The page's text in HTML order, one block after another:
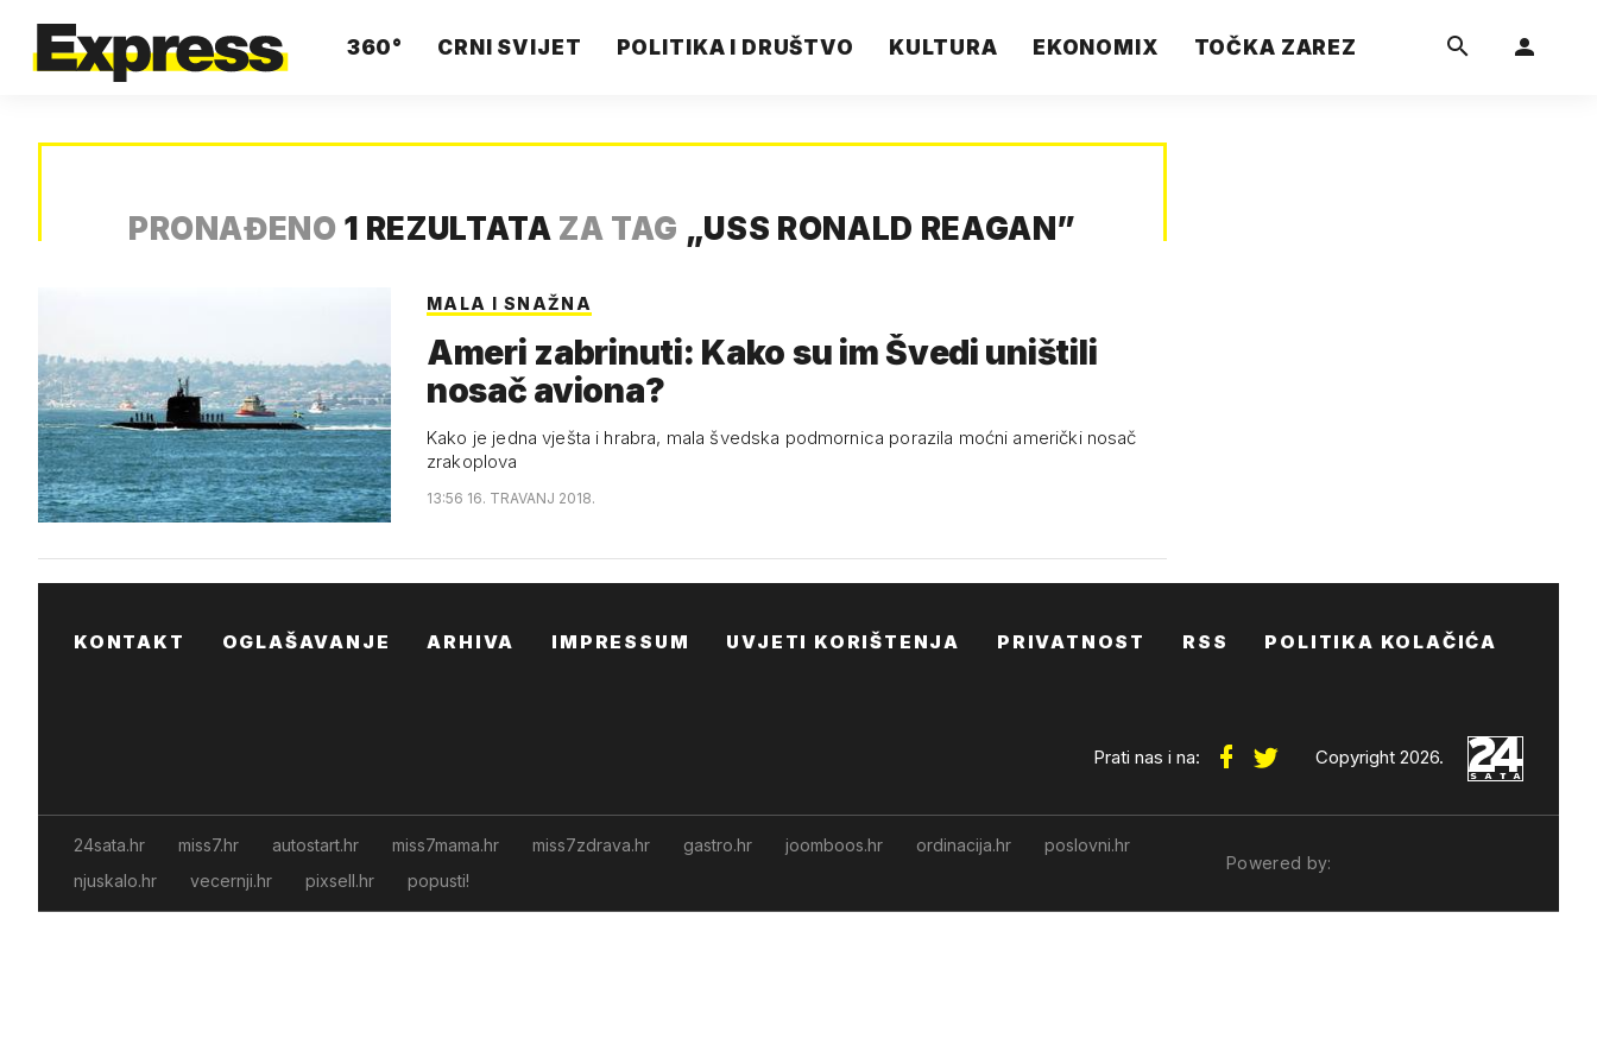
360° CRNI SVIJET POLITIKA I DRUŠTVO KULTURA EKONOMIX TOČKA ZAREZ
PRONAĐENO 1 REZULTATA ZA TAG „USS RONALD REAGAN”
MALA I SNAŽNA
Ameri zabrinuti: Kako su im Švedi uništili
nosač aviona?
Kako je jedna vješta i hrabra, mala švedska podmornica porazila moćni američki nosač
zrakoplova
13:56 16. TRAVANJ 2018.
KONTAKT OGLAŠAVANJE ARHIVA IMPRESSUM UVJETI KORIŠTENJA PRIVATNOST RSS POLITIKA KOLAČIĆA
Prati nas i na: Copyright 2026.
24sata.hr miss7.hr autostart.hr miss7mama.hr miss7zdrava.hr gastro.hr joomboos.hr ordinacija.hr
poslovni.hr
njuskalo.hr
vecernji.hr pixsell.hr popusti!
Powered by: